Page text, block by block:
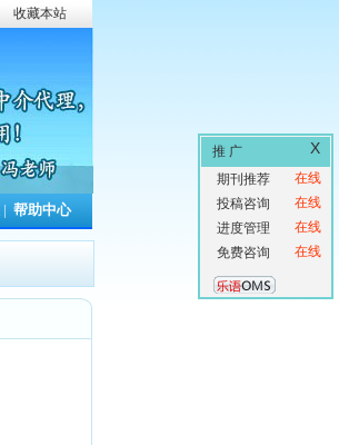
收藏本站
帮助中心
X
推 广
在线
期刊推荐
在线
投稿咨询
在线
进度管理
在线
免费咨询